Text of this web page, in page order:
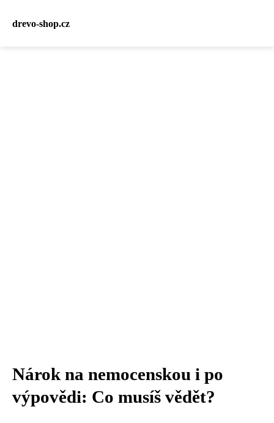
drevo-shop.cz
Nárok na nemocenskou i po
výpovědi: Co musíš vědět?